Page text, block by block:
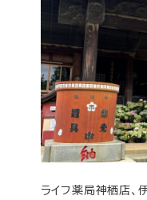
ライフ薬局神栖店、